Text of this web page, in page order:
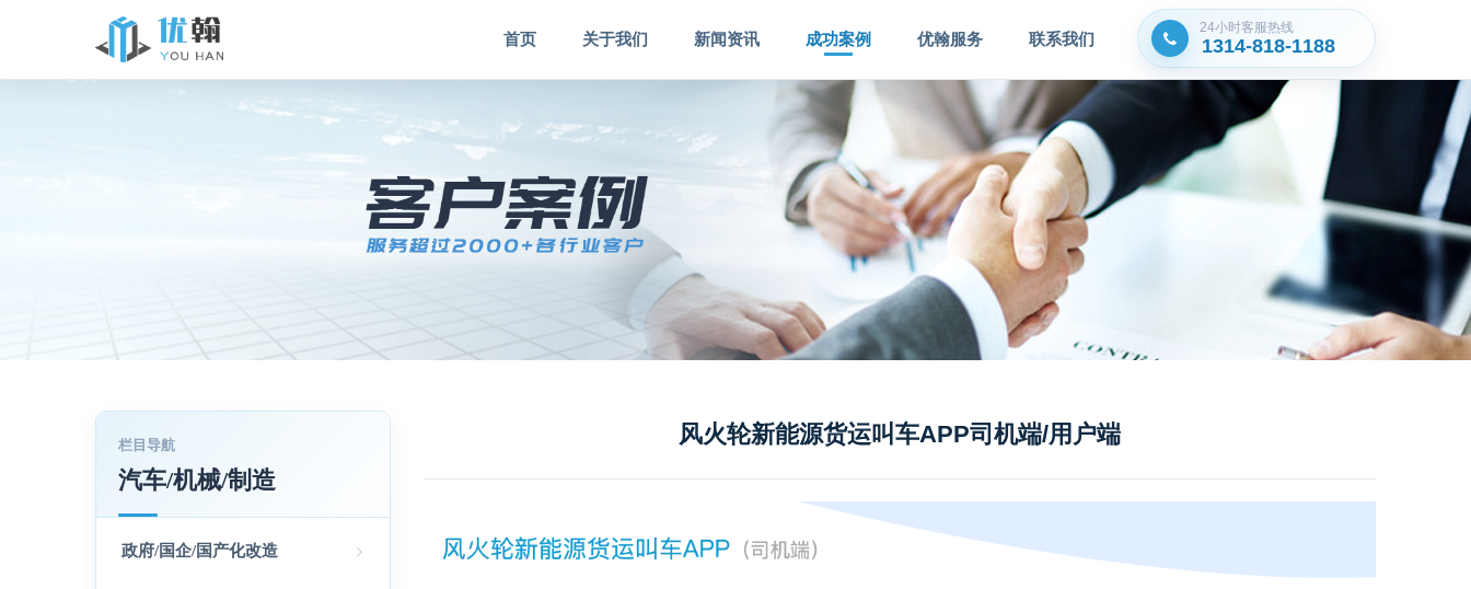
首页 关于我们 新闻资讯 成功案例 优翰服务 联系我们
24小时客服热​线
1314-818-1188
汽车/机械/制造
政府/国企/国产化改造
风火轮新能源货运叫车APP司机端/用户端